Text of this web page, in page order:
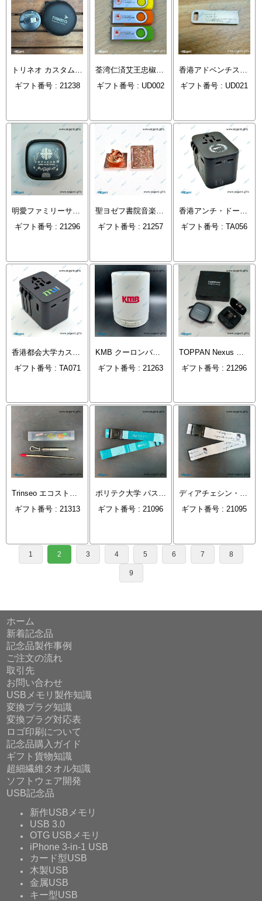
トリネオ カスタム伸縮USB充電ケーブル
ギフト番号 : 21238
荃湾仁済艾王忠椒育児園
ギフト番号 : UD002
香港アドベンチスト病院
ギフト番号 : UD021
明愛ファミリーサービス 多機能伸縮USB充電ケーブル
ギフト番号 : 21296
聖ヨゼフ書院音楽部バッジ
ギフト番号 : 21257
香港アンチ・ドーピング機構 65Wトラベルプラグ
ギフト番号 : TA056
ギフト番号 : TA071
KMB クーロンバス会社 タッチライト Bluetoothスピーカー
ギフト番号 : 21263
ギフト番号 : 21296
ギフト番号 : 21313
ギフト番号 : 21096
ギフト番号 : 21095
1 2 3 4 5 6 7 8
9
ホーム
新着記念品
記念品製作事例
ご注文の流れ
取引先
お問い合わせ
USBメモリ製作知識
変換プラグ知識
変換プラグ対応表
ロゴ印刷について
記念品購入ガイド
ギフト貨物知識
超細繊維タオル知識
ソフトウェア開発
USB記念品
新作USBメモリ
USB 3.0
OTG USBメモリ
iPhone 3-in-1 USB
カード型USB
木製USB
金属USB
キー型USB